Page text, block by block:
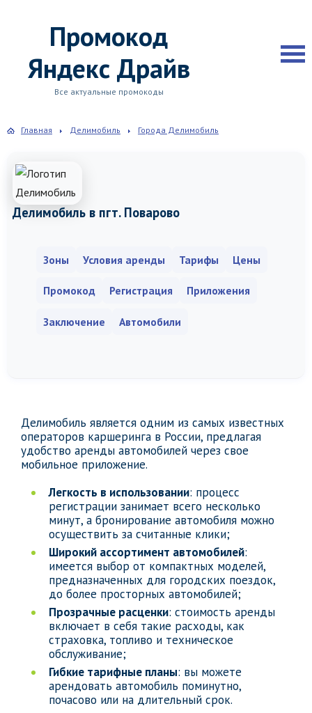
Промокод
Яндекс Драйв
Все актуальные промокоды
Главная Делимобиль Города Делимобиль
Делимобиль в пгт. Поварово
Зоны Условия аренды Тарифы Цены
Промокод Регистрация Приложения
Заключение Автомобили
Делимобиль является одним из самых известных
операторов каршеринга в России, предлагая
удобство аренды автомобилей через свое
мобильное приложение.
Легкость в использовании: процесс
регистрации занимает всего несколько
минут, а бронирование автомобиля можно
осуществить за считанные клики;
Широкий ассортимент автомобилей:
имеется выбор от компактных моделей,
предназначенных для городских поездок,
до более просторных автомобилей;
Прозрачные расценки: стоимость аренды
включает в себя такие расходы, как
страховка, топливо и техническое
обслуживание;
Гибкие тарифные планы: вы можете
арендовать автомобиль поминутно,
почасово или на длительный срок.